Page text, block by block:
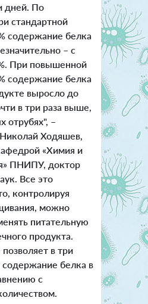
дней. По
стандартной
содержание белка
– с
При повышенной
содержание белка
выросло до
в три раза выше,
отрубях", –
Ходяшев,
«Химия и
ПНИПУ, доктор
Все это
контролируя
можно
питательную
продукта.
в три
содержание белка в
с